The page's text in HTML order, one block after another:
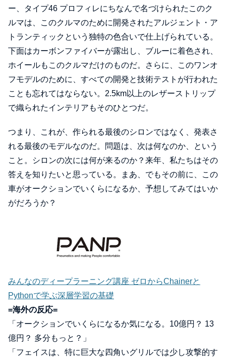
ー、タイプ46 プロフィレにちなんで名づけられたこのク
ルマは、このクルマのために開発されたアルジェント・ア
トランティックという独特の色合いで仕上げられている。
下面はカーボンファイバーが露出し、ブルーに着色され、
ホイールもこのクルマだけのものだ。さらに、このワンオ
フモデルのために、すべての開発と技術テストが行われた
ことも忘れてはならない。2.5km以上のレザーストリップ
で織られたインテリアもそのひとつだ。
つまり、これが、作られる最後のシロンではなく、発表さ
れる最後のモデルなのだ。問題は、次は何なのか、という
こと。シロンの次には何が来るのか？来年、私たちはその
答えを知りたいと思っている。まあ、でもその前に、この
車がオークションでいくらになるか、予想してみてはいか
がだろうか？
みんなのディープラーニング講座 ゼロからChainerと
Pythonで学ぶ深層学習の基礎
=海外の反応=
「オークションでいくらになるか気になる。10億円？ 13
億円？ 多分もっと？」
「フェイスは、特に巨大な四角いグリルでは少し攻撃的す